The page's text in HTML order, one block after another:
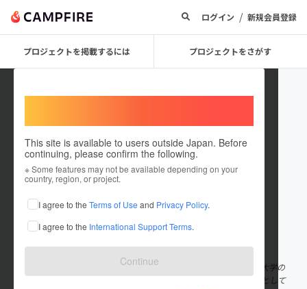
ログイン / 新規会員登録
プロジェクトを掲載するには プロジェクトをさがす
This site is available to users outside Japan. Before
continuing, please confirm the following.
※ Some features may not be available depending on your
country, region, or project.
I agree to the Terms of Use and Privacy Policy.
I agree to the International Support Terms.
Continue
shinodachiharu
これまでに1回支援して1件のプロジェクトを投稿しています
在住国：未設定
出身国：日本 出身地：東京都
篠田千明 演出家、作家。1982年東京生まれ。 2004年に多摩美術大学の
同級生と快快を立ち上げ、2012年に脱退するまで、中心メンバーとして